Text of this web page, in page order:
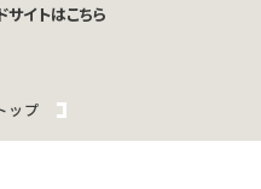
サイトはこちら
ップ